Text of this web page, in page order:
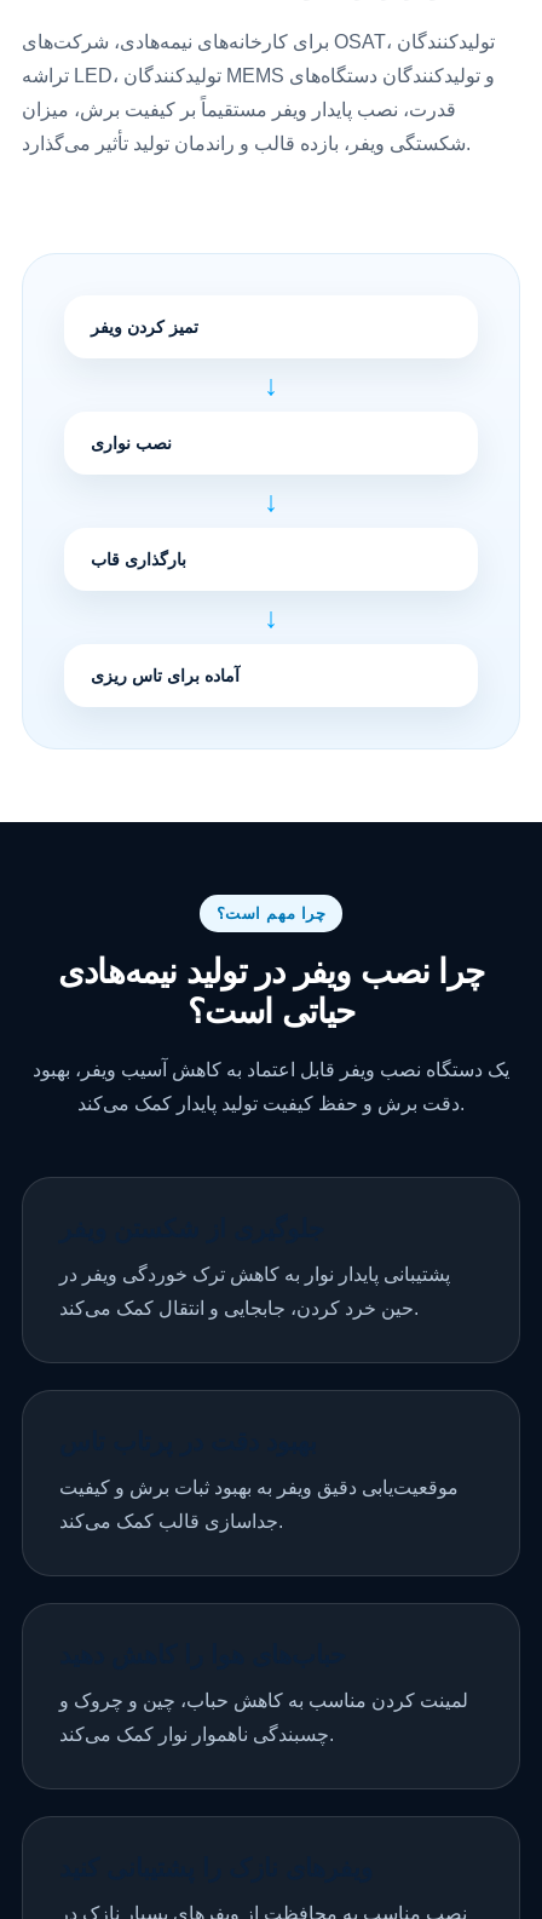
برای کارخانه‌های نیمه‌هادی، شرکت‌های OSAT، تولیدکنندگان
تراشه LED، تولیدکنندگان MEMS و تولیدکنندگان دستگاه‌های
قدرت، نصب پایدار ویفر مستقیماً بر کیفیت برش، میزان
شکستگی ویفر، بازده قالب و راندمان تولید تأثیر می‌گذارد.
تمیز کردن ویفر
↓
نصب نواری
↓
بارگذاری قاب
↓
آماده برای تاس ریزی
چرا مهم است؟
چرا نصب ویفر در تولید نیمه‌هادی
حیاتی است؟
یک دستگاه نصب ویفر قابل اعتماد به کاهش آسیب ویفر، بهبود
دقت برش و حفظ کیفیت تولید پایدار کمک می‌کند.
پشتیبانی پایدار نوار به کاهش ترک خوردگی ویفر در
حین خرد کردن، جابجایی و انتقال کمک می‌کند.
موقعیت‌یابی دقیق ویفر به بهبود ثبات برش و کیفیت
جداسازی قالب کمک می‌کند.
لمینت کردن مناسب به کاهش حباب، چین و چروک و
چسبندگی ناهموار نوار کمک می‌کند.
نصب مناسب به محافظت از ویفرهای بسیار نازک در